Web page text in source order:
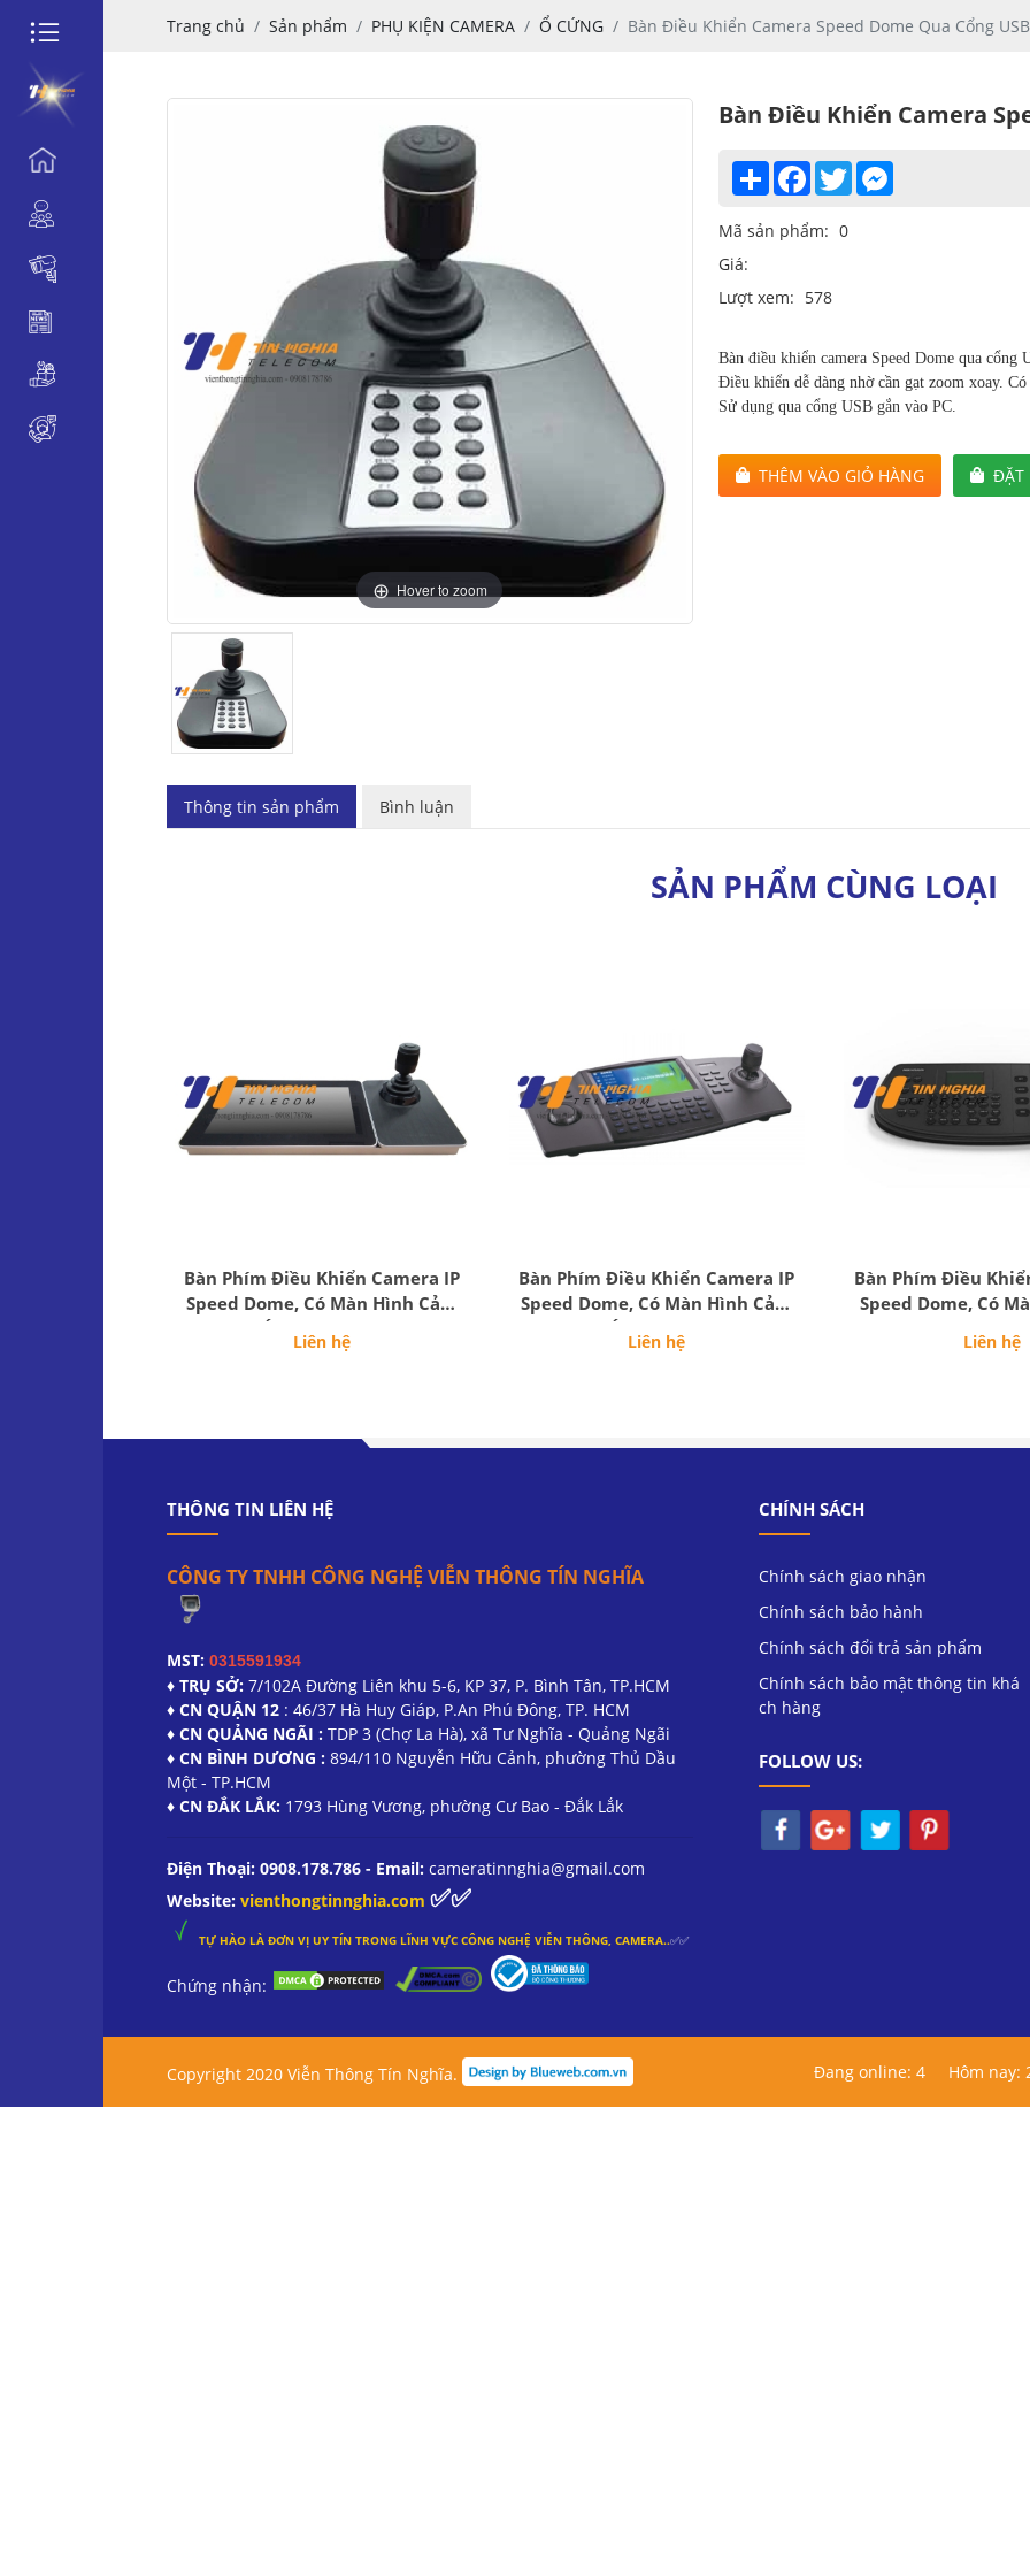
Trang chủ Sản phẩm PHỤ KIỆN CAMERA Ổ CỨNG Bàn Điều Khiển Camera Speed Dome Qua Cổng
Hover to zoom
Bàn Điều Khiển Camera
Share Facebook
Twitter
Mã sản phẩm: 0
Giá:
Lượt xem: 578
Bàn điều khiển camera Speed Dome qua cổng
Điều khiển dễ dàng nhờ cần gạt zoom xoay.
Sử dụng qua cổng USB gắn vào PC.
THÊM VÀO GIỎ HÀNG ĐẶT
Thông tin sản phẩm Bình luận
SẢN PHẨM CÙNG LOẠI
Bàn Phím Điều Khiển Camera IP
Speed Dome, Có Màn Hình Cảm
Ứng LCD 10.1"
Liên hệ
Bàn Phím Điều Khiển Camera IP
Speed Dome, Có Màn Hình Cảm
Ứng LCD 7"
Liên hệ
Bàn Phím Điều
Speed Dome, Có
Liên hệ
THÔNG TIN LIÊN HỆ
CÔNG TY TNHH CÔNG NGHỆ VIỄN THÔNG TÍN NGHĨA
MST: 0315591934
♦ TRỤ SỞ: 7/102A Đường Liên khu 5-6, KP 37, P. Bình Tân, TP.HCM
♦ CN QUẬN 12 : 46/37 Hà Huy Giáp, P.An Phú Đông, TP. HCM
♦ CN QUẢNG NGÃI :TDP 3 (Chợ La Hà), xã Tư Nghĩa - Quảng Ngãi
♦ CN BÌNH DƯƠNG :894/110 Nguyễn Hữu Cảnh, phường Thủ Dầu
Một - TP.HCM
♦ CN ĐẮK LẮK:1793 Hùng Vương, phường Cư Bao - Đắk Lắk
Điện Thoại: 0908.178.786 - Email: cameratinnghia@gmail.com
Website: vienthongtinnghia.com ✅✅
TỰ HÀO LÀ ĐƠN VỊ UY TÍN TRONG LĨNH VỰC CÔNG NGHỆ VIỄN THÔNG, CAMERA..✅✅
Chứng nhận:
CHÍNH SÁCH
Chính sách giao nhận
Chính sách bảo hành
Chính sách đổi trả sản phẩm
Chính sách bảo mật thông tin khá
ch hàng
FOLLOW US:
Copyright 2020 Viễn Thông Tín Nghĩa. Đang online: 4 Hôm nay: